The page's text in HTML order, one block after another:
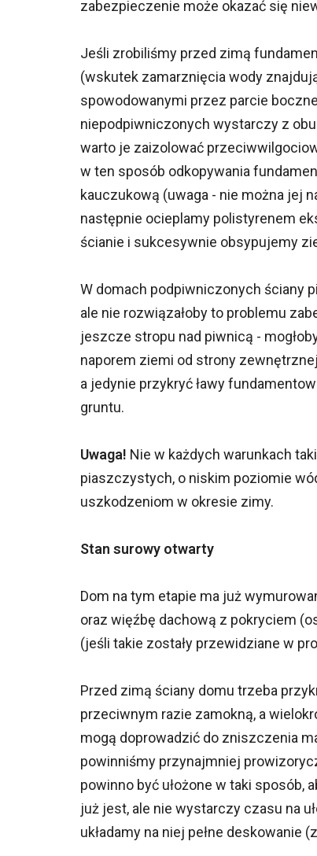
zabezpieczenie może okazać się
Jeśli zrobiliśmy przed zimą
(wskutek zamarznięcia wody
spowodowanymi przez parcie
niepodpiwniczonych wystarczy z
warto je zaizolować
w ten sposób odkopywania
kauczukową (uwaga - nie można jej
następnie ocieplamy polistyrenem
ścianie i sukcesywnie obsypujemy
W domach podpiwniczonych ściany
ale nie rozwiązałoby to problemu
jeszcze stropu nad piwnicą -
naporem ziemi od strony
a jedynie przykryć ławy
gruntu.
Uwaga! Nie w każdych warunkach
piaszczystych, o niskim poziomie
uszkodzeniom w okresie zimy.
Stan surowy otwarty
Dom na tym etapie ma już
oraz więźbę dachową z pokryciem
(jeśli takie zostały przewidziane w
Przed zimą ściany domu trzeba
przeciwnym razie zamokną, a
mogą doprowadzić do zniszczenia
powinniśmy przynajmniej
powinno być ułożone w taki sposób,
już jest, ale nie wystarczy czasu na
układamy na niej pełne deskowanie